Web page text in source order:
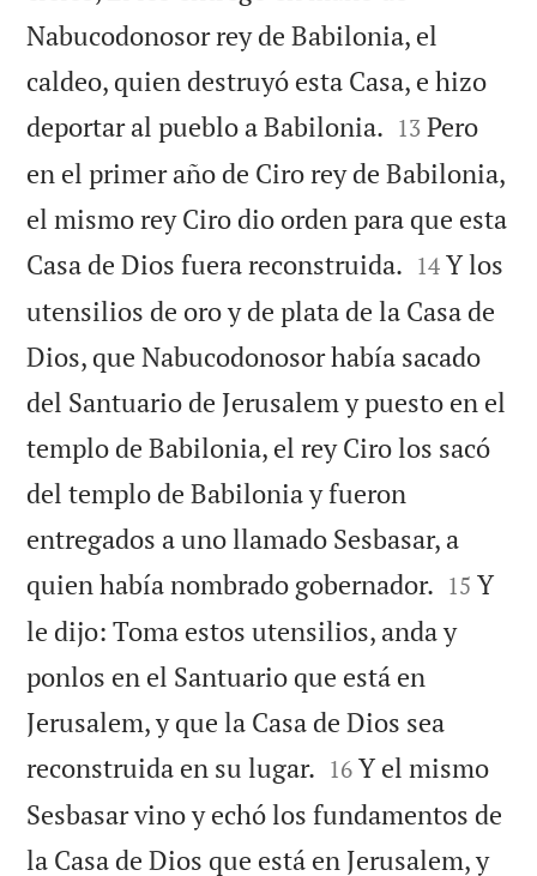
Nabucodonosor rey de Babilonia, el
caldeo, quien destruyó esta Casa, e hizo
deportar al pueblo a Babilonia. 

13 Pero
en el primer año de Ciro rey de Babilonia,
el mismo rey Ciro dio orden para que esta
Casa de Dios fuera reconstruida. 

14 Y los
utensilios de oro y de plata de la Casa de
Dios, que Nabucodonosor había sacado
del Santuario de Jerusalem y puesto en el
templo de Babilonia, el rey Ciro los sacó
del templo de Babilonia y fueron
entregados a uno llamado Sesbasar, a
quien había nombrado gobernador. 

15 Y
le dijo: Toma estos utensilios, anda y
ponlos en el Santuario que está en
Jerusalem, y que la Casa de Dios sea
reconstruida en su lugar. 

16 Y el mismo
Sesbasar vino y echó los fundamentos de
la Casa de Dios que está en Jerusalem, y